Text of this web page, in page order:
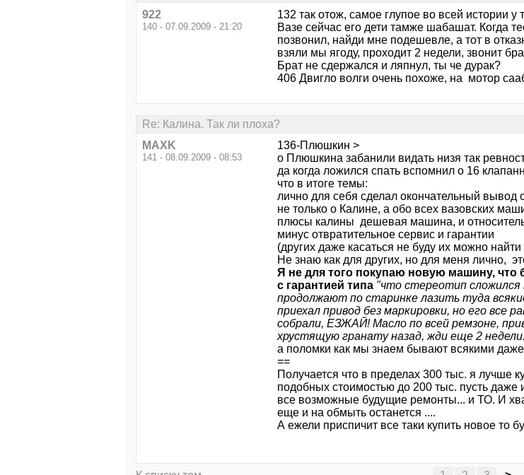
922
140 - 07.09.2009 - 21:20
132 так отож, самое глупое во всей истории
Вазе сейчас его дети тамже шабашат. Когда
позвонил, найди мне подешевле, а тот в
взяли мы ягоду, проходит 2 недели, звонит
Брат не сдержался и ляпнул, ты че дурак?
406 Двигло волги очень похоже, на мотор
Re: Калина. Так ли плоха?
MAXK
141 - 08.09.2009 - 08:53
136-Плюшкин >
о Плюшкина забанили видать низя так
да когда ложился спать вспомнил о 16
что в итоге темы:
лично для себя сделал окончательный
не только о Калине, а обо всех вазовских
плюсы калины дешевая машина, и
минус отвратительное сервис и гарантии
(других даже касаться не буду их можно
Не знаю как для других, но для меня лично,
Я не для того покупаю новую машину,
с гарантией типа "что стереотип
продолжают по старинке лазить туда
приехал привод без маркировки, но его все
собрали, ЕЗЖАЙ! Масло по всей ремзоне,
хрустящую гранату назад, жди еще 2
а поломки как мы знаем бывают всякими
==
Получается что в пределах 300 тыс. я лучше
подобных стоимостью до 200 тыс. пусть
все возможные будущие ремонты... и ТО. И
еще и на обмыть останется ....
А ежели приспичит все таки купить новое то